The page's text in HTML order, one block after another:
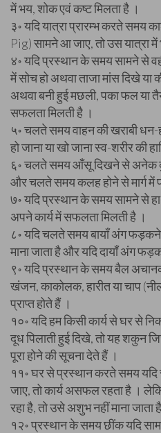
में भय, शोक एवं कष्ट मिलता है ।
३॰ यदि यात्रा प्रारम्भ करते समय
Pig) सामने आ जाए, तो उस यात्रा
४॰ यदि प्रस्थान के समय सामने से
में सोच हो अथवा ताजा मांस दिखे
अथवा बनी हुई मछली, पका फल या
सफलता मिलती है ।
५॰ चलते समय वाहन की खराबी
हो जाना या खो जाना स्व-शरीर की
६॰ चलते समय आँसू दिखने से अनेक
और चलते समय कलह होने से मार्ग में
७॰ यदि प्रस्थान के समय सामने से
अपने कार्य में सफलता मिलती है ।
८॰ यदि चलते समय बायाँ अंग
माना जाता है और यदि दायाँ अंग
९॰ यदि प्रस्थान के समय बैल
खंजन, काकोलक, हारीत या चाप
प्राप्त होते हैं ।
१०॰ यदि हम किसी कार्य से घर से
दूध पिलाती हुई दिखे, तो यह शकुन
पूरा होने की सूचना देते हैं ।
११॰ घर से प्रस्थान करते समय
जाए, तो कार्य असफल रहता है ।
रहा है, तो उसे अशुभ नहीं माना जाता
१२॰ प्रस्थान के समय छींक यदि